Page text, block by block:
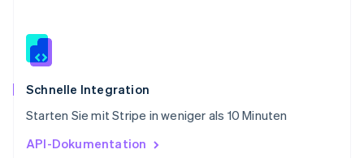
Schnelle Integration
Starten Sie mit Stripe in weniger als 10 Minuten
API-Dokumentation
Spanien
Thailand
ไทยEnglish
English
English